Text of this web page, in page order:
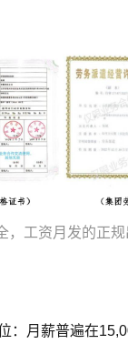
，工资月发的正
：月薪普遍在